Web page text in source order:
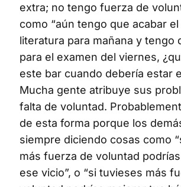
extra; no tengo fuerza de
como “aún tengo que acabar
literatura para mañana y tengo
para el examen del viernes,
este bar cuando debería estar
Mucha gente atribuye sus
falta de voluntad.
de esta forma porque los
siempre diciendo cosas como
más fuerza de voluntad
ese vicio”, o “si tuvieses más